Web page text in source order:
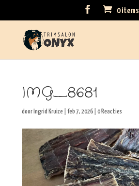
0 items
IMG_8681
door Ingrid Kruize feb 7, 2026| 0 Reacties